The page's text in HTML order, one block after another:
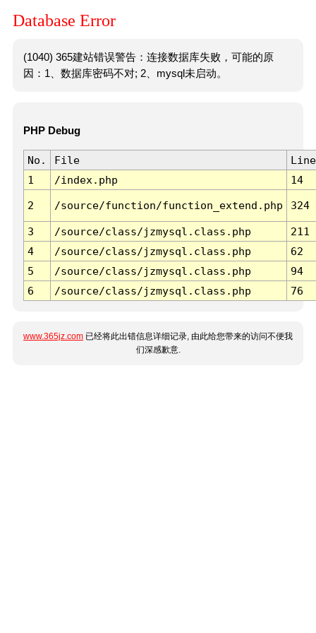
Database Error
(1040) 365建站错误警告：连接数据库失败，可能的原
因：1、数据库密码不对; 2、mysql未启动。
PHP Debug
No. File
Line
1
/index.php 14
2 /source/function/function_extend.php 324
3 /source/class/jzmysql.class.php
211
4
/source/class/jzmysql.class.php
62
5
/source/class/jzmysql.class.php
94
6
/source/class/jzmysql.class.php 76
www.365jz.com 已经将此出错信息详细记录, 由此给您带来的访问不便我
们深感歉意.